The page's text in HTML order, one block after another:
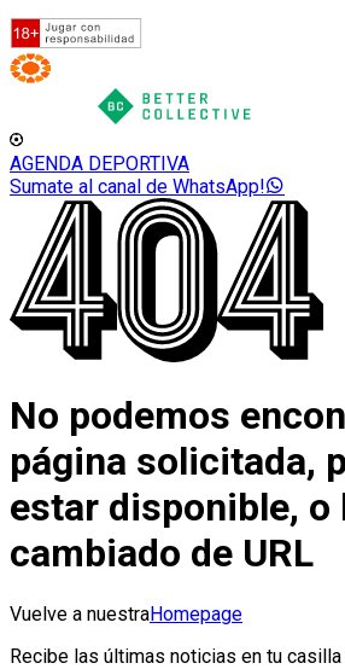
AGENDA DEPORTIVA
Sumate al canal de WhatsApp!
No podemos
página solicitada,
estar disponible, o
cambiado de URL
Vuelve a nuestraHomepage
Recibe las últimas noticias en tu